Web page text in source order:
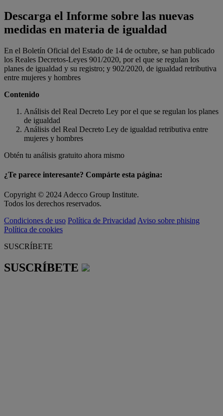
Descarga el Informe sobre las nuevas
medidas en materia de igualdad
En el Boletín Oficial del Estado de 14 de octubre, se han publicado
los Reales Decretos-Leyes 901/2020, por el que se regulan los
planes de igualdad y su registro; y 902/2020, de igualdad retributiva
entre mujeres y hombres
Contenido
Análisis del Real Decreto Ley por el que se regulan los planes
de igualdad
Análisis del Real Decreto Ley de igualdad retributiva entre
mujeres y hombres
Obtén tu análisis gratuito ahora mismo
¿Te parece interesante? Compárte esta página:
Copyright © 2024 Adecco Group Institute.
Todos los derechos reservados.
Condiciones de uso Política de Privacidad Aviso sobre phising
Política de cookies
SUSCRÍBETE
SUSCRÍBETE